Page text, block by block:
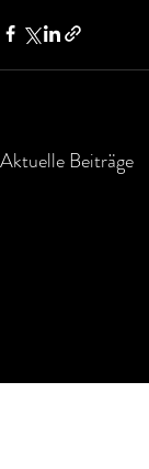
Aktuelle Beiträge